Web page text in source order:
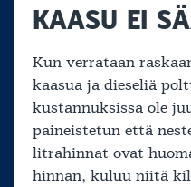
KAASU EI
Kun verrataan
kaasua ja dieseliä
kustannuksissa ole
paineistetun että
litrahinnat ovat
hinnan, kuluu niitä